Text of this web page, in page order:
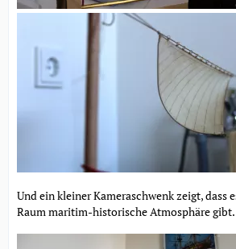
Und ein kleiner Kameraschwenk zeigt, dass
Raum maritim-historische Atmosphäre gibt.